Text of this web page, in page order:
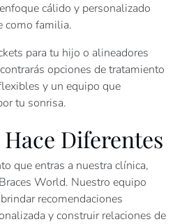
cálido y personalizado
como familia.
para tu hijo o alineadores
opciones de tratamiento
y un equipo que
tu sonrisa.
Diferentes
que entras a nuestra clínica,
World. Nuestro equipo
recomendaciones
y construir relaciones de